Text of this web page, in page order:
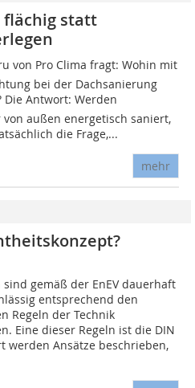
statt
von Pro Clima fragt: Wohin mit
bei der Dachsanierung
Die Antwort: Werden
von außen energetisch saniert,
die Frage,...
mehr
gemäß der EnEV dauerhaft
entsprechend den
Regeln der Technik
Eine dieser Regeln ist die DIN
werden Ansätze beschrieben,